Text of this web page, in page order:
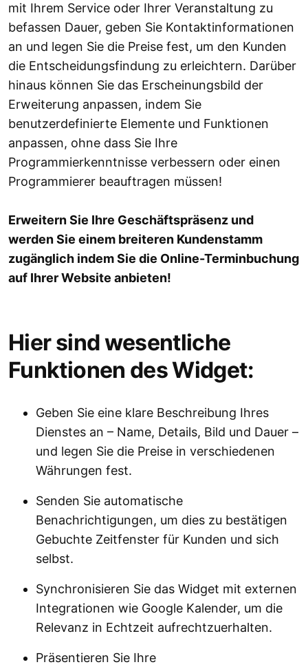
mit Ihrem Service oder Ihrer Veranstaltung zu
befassen Dauer, geben Sie Kontaktinformationen
an und legen Sie die Preise fest, um den Kunden
die Entscheidungsfindung zu erleichtern. Darüber
hinaus können Sie das Erscheinungsbild der
Erweiterung anpassen, indem Sie
benutzerdefinierte Elemente und Funktionen
anpassen, ohne dass Sie Ihre
Programmierkenntnisse verbessern oder einen
Programmierer beauftragen müssen!
Erweitern Sie Ihre Geschäftspräsenz und
werden Sie einem breiteren Kundenstamm
zugänglich indem Sie die Online-Terminbuchung
auf Ihrer Website anbieten!
Hier sind wesentliche
Funktionen des Widget:
Geben Sie eine klare Beschreibung Ihres
Dienstes an – Name, Details, Bild und Dauer –
und legen Sie die Preise in verschiedenen
Währungen fest.
Senden Sie automatische
Benachrichtigungen, um dies zu bestätigen
Gebuchte Zeitfenster für Kunden und sich
selbst.
Synchronisieren Sie das Widget mit externen
Integrationen wie Google Kalender, um die
Relevanz in Echtzeit aufrechtzuerhalten.
Präsentieren Sie Ihre